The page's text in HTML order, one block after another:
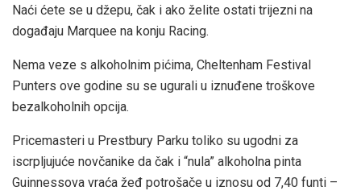
Naći ćete se u džepu, čak i ako želite ostati trijezni na
događaju Marquee na konju Racing.
Nema veze s alkoholnim pićima, Cheltenham Festival
Punters ove godine su se ugurali u iznuđene troškove
bezalkoholnih opcija.
Pricemasteri u Prestbury Parku toliko su ugodni za
iscrpljujuće novčanike da čak i “nula” alkoholna pinta
Guinnessova vraća žeđ potrošače u iznosu od 7,40 funti –